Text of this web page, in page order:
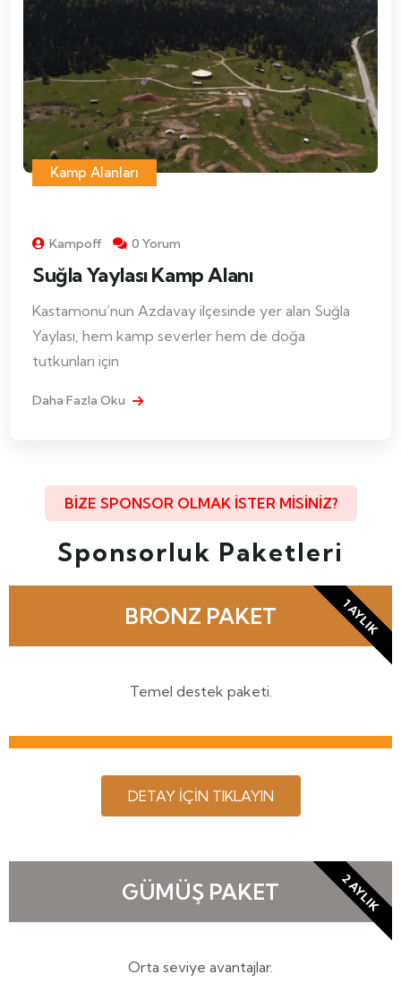
Kamp Alanları
Kampoff 0 Yorum
Suğla Yaylası Kamp Alanı
Kastamonu’nun Azdavay ilçesinde yer alan Suğla
Yaylası, hem kamp severler hem de doğa
tutkunları için
Daha Fazla Oku
BİZE SPONSOR OLMAK İSTER MİSİNİZ?
Sponsorluk Paketleri
BRONZ PAKET
Temel destek paketi.
DETAY İÇİN TIKLAYIN
1 AYLIK
GÜMÜŞ PAKET
Orta seviye avantajlar.
2 AYLIK